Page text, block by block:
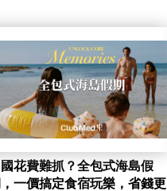
花費難抓？全包式海島假
一價搞定食宿玩樂，省錢更